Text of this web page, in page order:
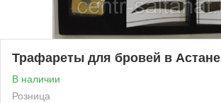
Трафареты для бровей в Астане
В наличии
Розница